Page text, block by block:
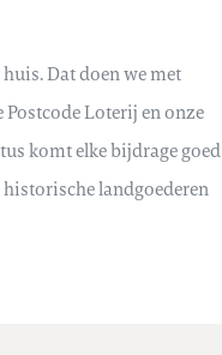
Dat doen we met
Loterij en onze
komt elke bijdrage goed
historische landgoederen